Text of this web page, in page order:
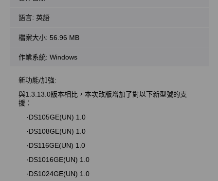
語言: 英語
檔案大小: 56.96 MB
作業系統: Windows
新功能/加強:
與1.3.13.0版本相比，本次改版增加了對以下新型號的支
援：
·DS105GE(UN) 1.0
·DS108GE(UN) 1.0
·DS116GE(UN) 1.0
·DS1016GE(UN) 1.0
·DS1024GE(UN) 1.0